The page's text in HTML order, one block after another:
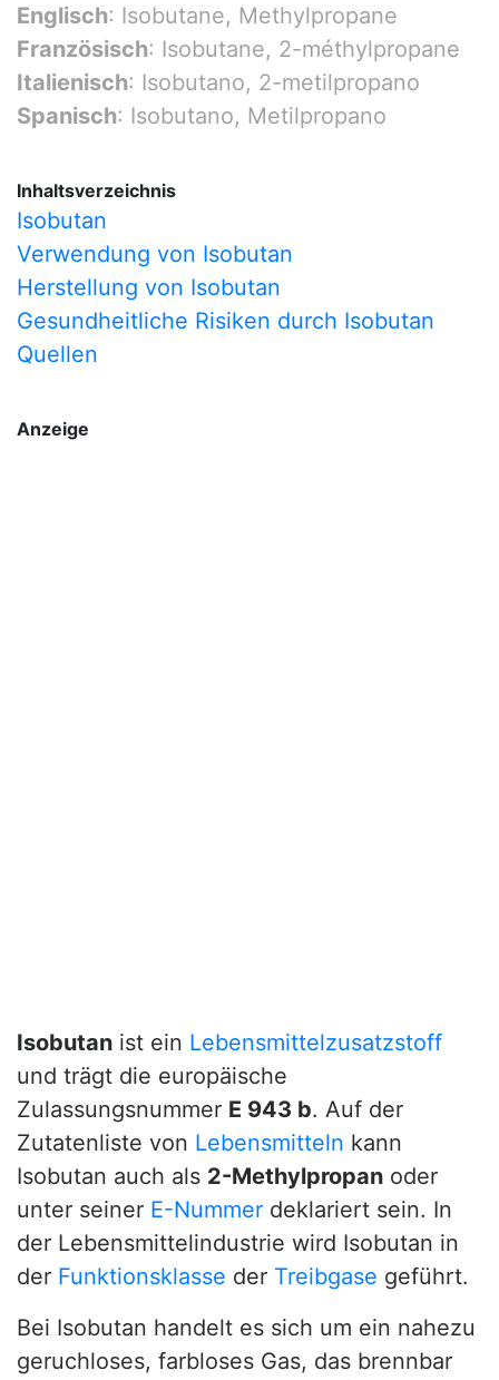
Englisch: Isobutane, Methylpropane
Französisch: Isobutane, 2-méthylpropane
Italienisch: Isobutano, 2-metilpropano
Spanisch: Isobutano, Metilpropano
Inhaltsverzeichnis
Isobutan
Verwendung von Isobutan
Herstellung von Isobutan
Gesundheitliche Risiken durch Isobutan
Quellen
Anzeige
Isobutan ist ein Lebensmittelzusatzstoff
und trägt die europäische
Zulassungsnummer E 943 b. Auf der
Zutatenliste von Lebensmitteln kann
Isobutan auch als 2-Methylpropan oder
unter seiner E-Nummer deklariert sein. In
der Lebensmittelindustrie wird Isobutan in
der Funktionsklasse der Treibgase geführt.
Bei Isobutan handelt es sich um ein nahezu
geruchloses, farbloses Gas, das brennbar